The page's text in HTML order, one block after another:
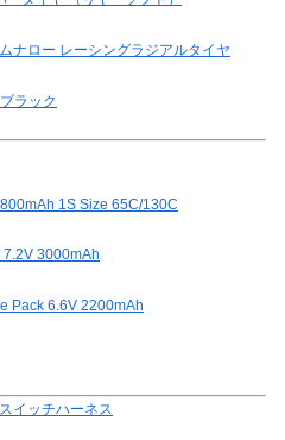
ロー レーシングラジアルタイヤ
ラック
1S Size 65C/130C
3000mAh
6.6V 2200mAh
イッチハーネス